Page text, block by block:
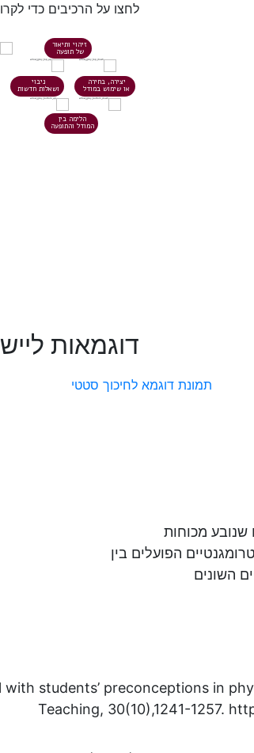
לחצו על הרכיבים כדי
זיהוי ותיאור
של תופעה
יצירה, בחירה
או שימוש במודל
הלימה בין
המודל והתופעה
ניבוי
ושאלות חדשות
דוגמאות
שנובע מכוחות
הפועלים בין
השונים
students’ preconceptions in
Teaching, 30(10),1241-1257.